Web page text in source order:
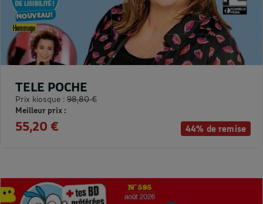
44% de remise
TELE POCHE
Prix kiosque : 98,80 €
Meilleur prix :
55,20 €